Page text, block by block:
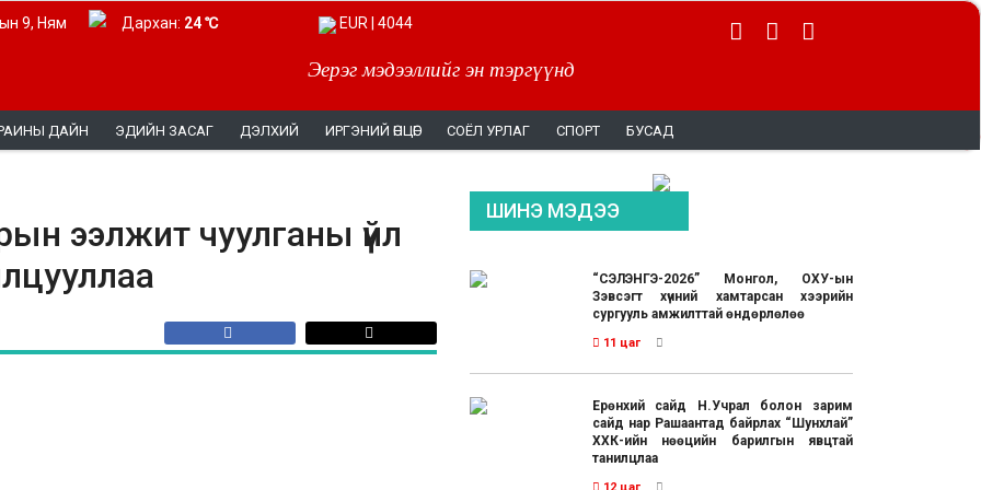
Эерэг мэдээллийг эн тэргүүнд
9, Ням Дархан: 24 ℃ EUR | 4044
ДАЙН ЭДИЙН ЗАСАГ ДЭЛХИЙ ИРГЭНИЙ ӨНЦӨГ СОЁЛ УРЛАГ СПОРТ БУСАД
ээлжит чуулганы үйл
ШИНЭ МЭДЭЭ
“СЭЛЭНГЭ-2026” Монгол, ОХУ-ын
Зэвсэгт хүчний хамтарсан хээрийн
сургууль амжилттай өндөрлөлөө
11 цаг
Ерөнхий сайд Н.Учрал болон зарим
сайд нар Рашаантад байрлах “Шунхлай”
ХХК-ийн нөөцийн барилгын явцтай
танилцлаа